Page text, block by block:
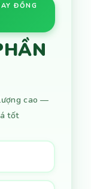
ĐỒNG
cao —
tốt